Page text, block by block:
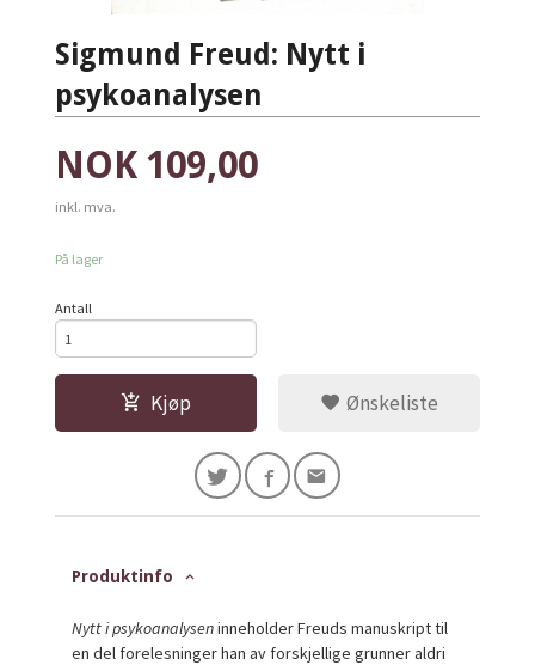
Sigmund Freud: Nytt i
psykoanalysen
Pris
NOK 109,00
inkl. mva.
På lager
Antall
Kjøp Ønskeliste
Produktinfo
Nytt i psykoanalyseninneholder Freuds manuskript til
en del forelesninger han av forskjellige grunner aldri